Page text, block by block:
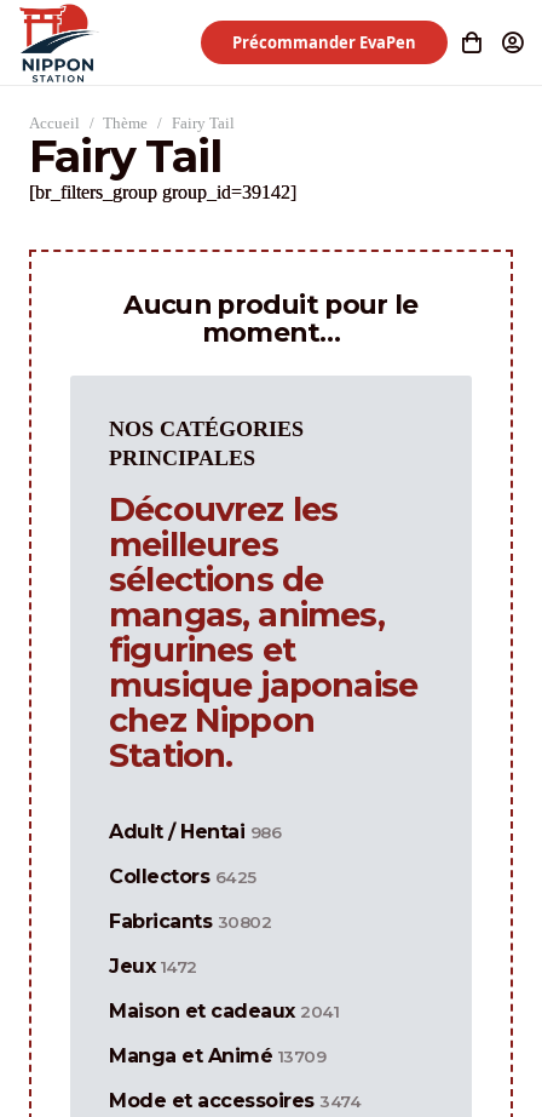
Précommander EvaPen
Accueil / Thème / Fairy Tail
Fairy Tail
[br_filters_group group_id=39142]
Aucun produit pour le
moment…
NOS CATÉGORIES
PRINCIPALES
Découvrez les
meilleures
sélections de
mangas, animes,
figurines et
musique japonaise
chez Nippon
Station.
Adult / Hentai 986
Collectors 6425
Fabricants 30802
Jeux 1472
Maison et cadeaux 2041
Manga et Animé 13709
Mode et accessoires 3474